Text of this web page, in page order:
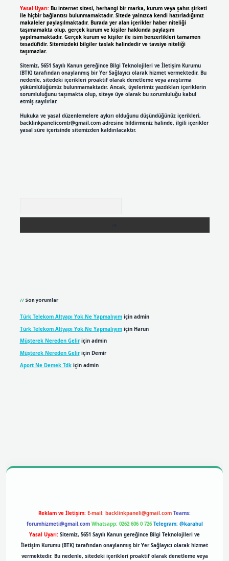
Yasal Uyarı: Bu internet sitesi, herhangi bir marka, kurum veya şahıs şirketi
ile hiçbir bağlantısı bulunmamaktadır. Sitede yalnızca kendi hazırladığımız
makaleler paylaşılmaktadır. Burada yer alan içerikler haber niteliği
taşımamakta olup, gerçek kurum ve kişiler hakkında paylaşım
yapılmamaktadır. Gerçek kurum ve kişiler ile isim benzerlikleri tamamen
tesadüfidir. Sitemizdeki bilgiler taslak halindedir ve tavsiye niteliği
taşımazlar.
Sitemiz, 5651 Sayılı Kanun gereğince Bilgi Teknolojileri ve İletişim Kurumu
(BTK) tarafından onaylanmış bir Yer Sağlayıcı olarak hizmet vermektedir. Bu
nedenle, sitedeki içerikleri proaktif olarak denetleme veya araştırma
yükümlülüğümüz bulunmamaktadır. Ancak, üyelerimiz yazdıkları içeriklerin
sorumluluğunu taşımakta olup, siteye üye olarak bu sorumluluğu kabul
etmiş sayılırlar.
Hukuka ve yasal düzenlemelere aykırı olduğunu düşündüğünüz içerikleri,
backlinkpanelicomtr@gmail.comadresine bildirmeniz halinde, ilgili içerikler
yasal süre içerisinde sitemizden kaldırılacaktır.
Son yorumlar
Türk Telekom Altyapı Yok Ne Yapmalıyımiçin admin
Türk Telekom Altyapı Yok Ne Yapmalıyımiçin Harun
Müşterek Nereden Geliriçin admin
Müşterek Nereden Geliriçin Demir
Aport Ne Demek Tdkiçin admin
Reklam ve İletişim: E-mail: backlinkpaneli@gmail.com Teams:
forumhizmeti@gmail.com Whatsapp: 0262 606 0 726 Telegram: @karabul
Yasal Uyarı: Sitemiz, 5651 Sayılı Kanun gereğince Bilgi Teknolojileri ve
İletişim Kurumu (BTK) tarafından onaylanmış bir Yer Sağlayıcı olarak hizmet
vermektedir. Bu nedenle, sitedeki içerikleri proaktif olarak denetleme veya